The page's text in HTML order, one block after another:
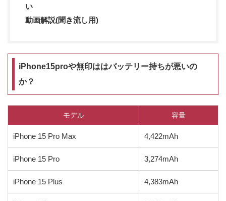
い
動画解説(聞き流し用)
iPhone15proや無印ははバッテリー持ちが悪いの
か？
モデル 容量
iPhone 15 Pro Max 4,422mAh
iPhone 15 Pro 3,274mAh
iPhone 15 Plus 4,383mAh